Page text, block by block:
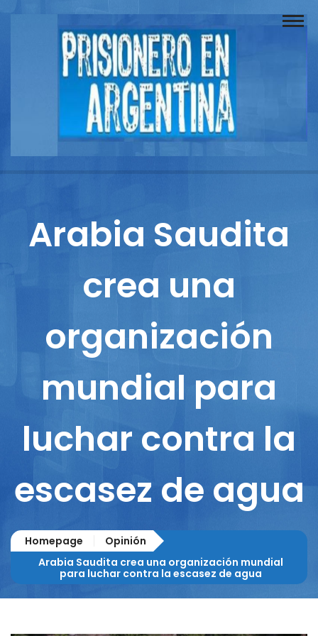
Buscador
Documentos
Reportajes
Arabia Saudita
crea una
organización
mundial para
luchar contra la
escasez de agua
Homepage
Opinión
Arabia Saudita crea una organización mundial
para luchar contra la escasez de agua